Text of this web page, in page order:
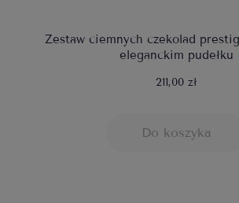
Zestaw ciemnych czekolad
eleganckim pudełku
211,00 zł
Do koszyka